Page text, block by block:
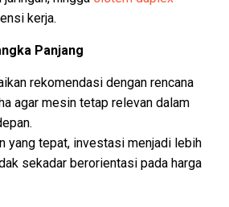
kerja.
Panjang
rekomendasi dengan rencana
agar mesin tetap relevan dalam
yang tepat, investasi menjadi lebih
sekadar berorientasi pada harga